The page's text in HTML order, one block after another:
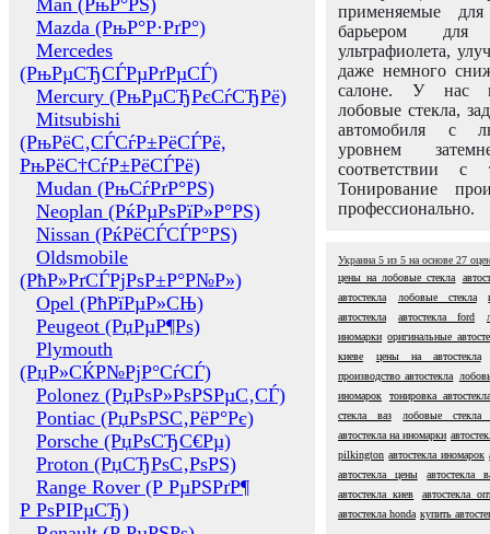
Man (РњР°РЅ)
Mazda (РњР°Р·РґР°)
Mercedes
(РњРµСЂСЃРµРґРµСЃ)
Mercury (РњРµСЂРєСѓСЂРё)
Mitsubishi
(РњРёС‚СЃСѓР±РёСЃРё,
РњРёС†СѓР±РёСЃРё)
Mudan (РњСѓРґР°РЅ)
Neoplan (РќРµРѕРїР»Р°РЅ)
Nissan (РќРёСЃСЃР°РЅ)
Oldsmobile
(РћР»РґСЃРјРѕР±Р°Р№Р»)
Opel (РћРїРµР»СЊ)
Peugeot (РџРµР¶Рѕ)
Plymouth
(РџР»СЌР№РјР°СѓСЃ)
Polonez (РџРѕР»РѕРЅРµС‚СЃ)
Pontiac (РџРѕРЅС‚РёР°Рє)
Porsche (РџРѕСЂС€Рµ)
Proton (РџСЂРѕС‚РѕРЅ)
Range Rover (Р РµРЅРґР¶
Р РѕРІРµСЂ)
применяемые
барьером для
ультрафиолета,
даже немного
салоне. У нас
лобовые стекла,
автомобиля с
уровнем
соответствии с
Тонирование
профессионально.
Украина 5 из 5 на основе 27
цены на лобовые стекла
автостекла
лобовые стекла
автостекла
автостекла ford
иномарки оригинальные
киеве
цены на автостекла
производство автостекла
иномарок
тонировка автостекла
стекла ваз
лобовые стекла
автостекла на иномарки
pilkington автостекла иномарок
автостекла цены
автостекла
автостекла киев
автостекла
автостекла honda купить